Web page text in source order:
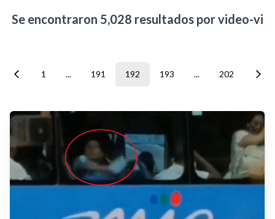
Se encontraron 5,028 resultados porvideo-vi
1 ... 191 192 193 ... 202